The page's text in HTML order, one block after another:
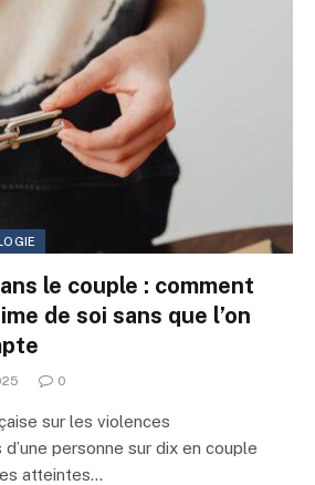
le couple : comment
de soi sans que l’on
0
sur les violences
personne sur dix en couple
atteintes…